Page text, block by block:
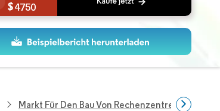
4750
Markt Für Den Bau Von Rechenzentren Auf Den